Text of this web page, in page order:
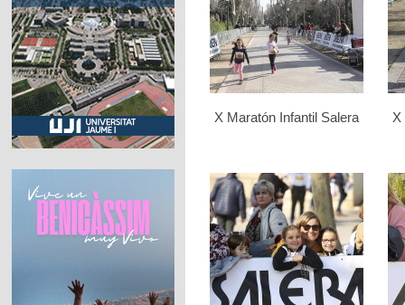
X Maratón Infantil Salera X